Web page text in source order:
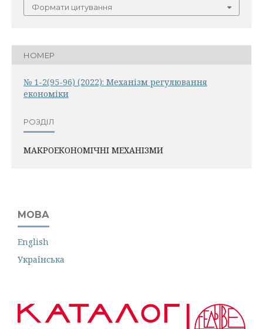
Формати цитування
НОМЕР
№ 1-2(95-96) (2022): Механiзм регулювання
економiки
РОЗДІЛ
МАКРОЕКОНОМІЧНІ МЕХАНІЗМИ
МОВА
English
Українська